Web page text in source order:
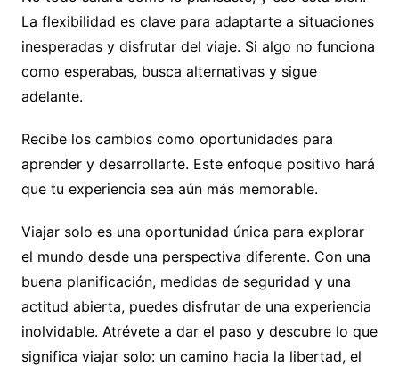
La flexibilidad es clave para adaptarte a situaciones
inesperadas y disfrutar del viaje. Si algo no funciona
como esperabas, busca alternativas y sigue
adelante.
Recibe los cambios como oportunidades para
aprender y desarrollarte. Este enfoque positivo hará
que tu experiencia sea aún más memorable.
Viajar solo es una oportunidad única para explorar
el mundo desde una perspectiva diferente. Con una
buena planificación, medidas de seguridad y una
actitud abierta, puedes disfrutar de una experiencia
inolvidable. Atrévete a dar el paso y descubre lo que
significa viajar solo: un camino hacia la libertad, el